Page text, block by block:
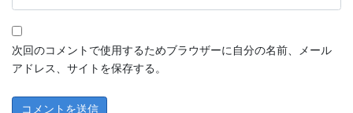
次回のコメントで使用するためブラウザーに自分の名前、メール
アドレス、サイトを保存する。